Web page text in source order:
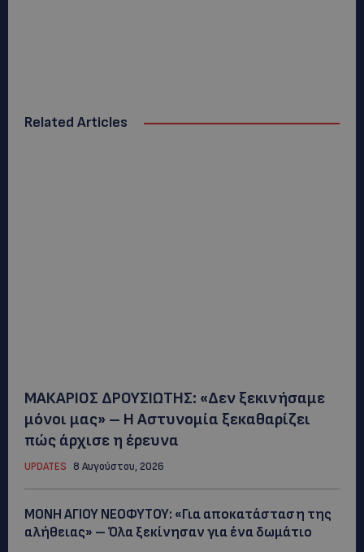
Related Articles
ΜΑΚΑΡΙΟΣ ΔΡΟΥΣΙΩΤΗΣ: «Δεν ξεκινήσαμε
μόνοι μας» – Η Αστυνομία ξεκαθαρίζει
πώς άρχισε η έρευνα
UPDATES 8 Αυγούστου, 2026
ΜΟΝΗ ΑΓΙΟΥ ΝΕΟΦΥΤΟΥ: «Για αποκατάσταση της
αλήθειας» – Όλα ξεκίνησαν για ένα δωμάτιο